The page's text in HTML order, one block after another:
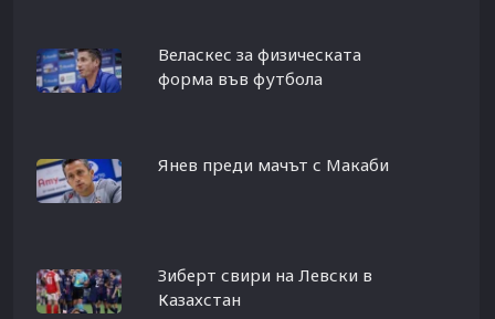
Веласкес за физическата
форма във футбола
Янев преди мачът с Макаби
Зиберт свири на Левски в
Казахстан